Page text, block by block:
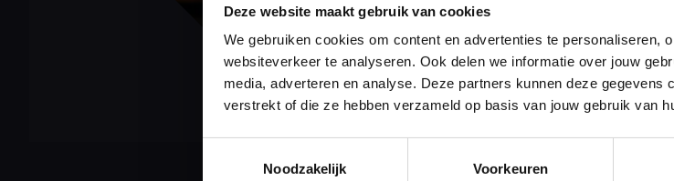
Deze website maakt gebruik van cookies
We gebruiken cookies om content en advertenties te personaliseren,
websiteverkeer te analyseren. Ook delen we informatie over jouw
media, adverteren en analyse. Deze partners kunnen deze
verstrekt of die ze hebben verzameld op basis van jouw gebruik van
Noodzakelijk
Voorkeuren
Er zijn weer infrawijzigingen verwerkt en
geografische data is per omgaande beschikbaar in de
Kijkhier voor meer informatie.